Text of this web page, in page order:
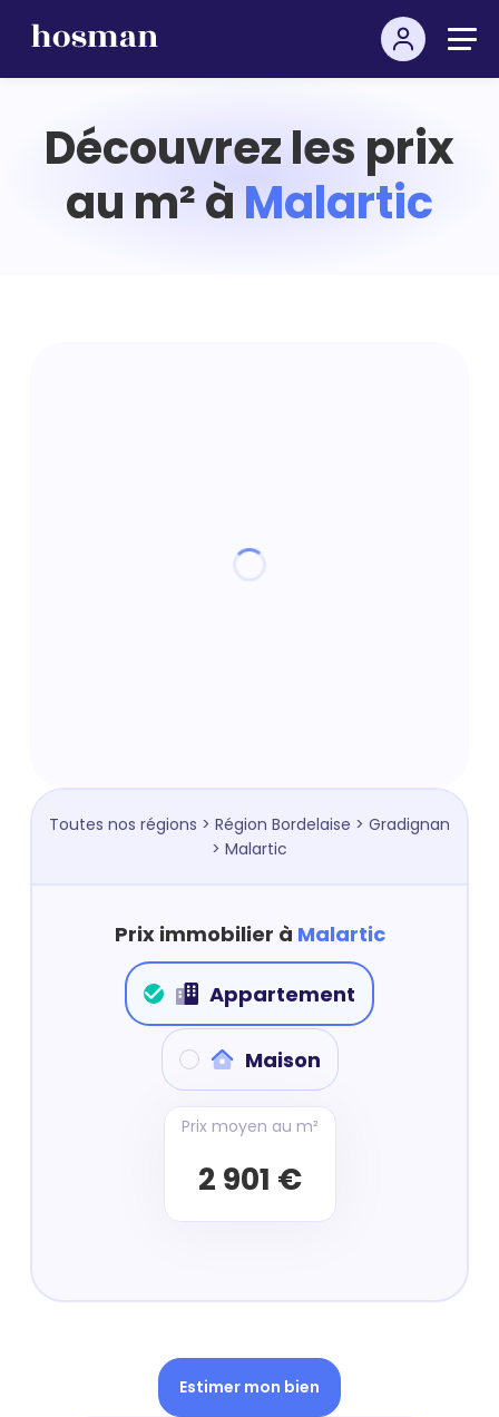
Découvrez les prix
au m² à Malartic
Toutes nos régions > Région Bordelaise > Gradignan
> Malartic
Prix immobilier à Malartic
Appartement
Maison
Prix moyen au m²
2 901 €
Estimer mon bien